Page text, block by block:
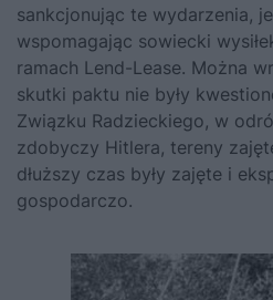
sankcjonując te wydarzenia,
wspomagając sowiecki
ramach Lend-Lease. Można
skutki paktu nie były
Związku Radzieckiego, w
zdobyczy Hitlera, tereny
dłuższy czas były zajęte i
gospodarczo.